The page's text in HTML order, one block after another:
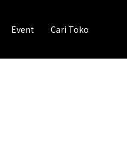
Event Cari Toko